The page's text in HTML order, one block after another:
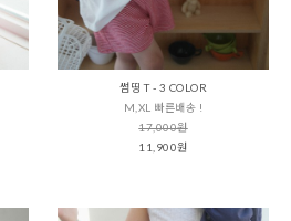
썸띵 T - 3 COLOR
M,XL 빠른배송 !
17,000원
11,900원